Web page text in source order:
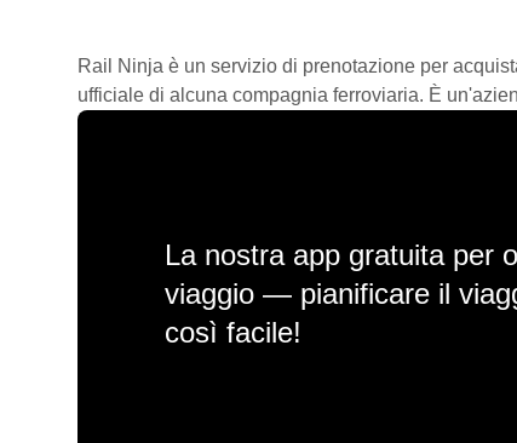
Rail Ninja è un servizio di prenotazione per
ufficiale di alcuna compagnia ferroviaria. È
La nostra app gratuita per
viaggio — pianificare il
così facile!